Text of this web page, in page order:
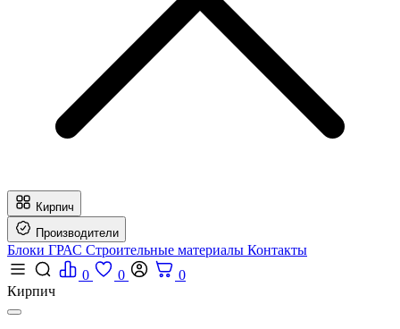
Кирпич
Производители
Блоки ГРАС Строительные материалы Контакты
0
0
0
Кирпич